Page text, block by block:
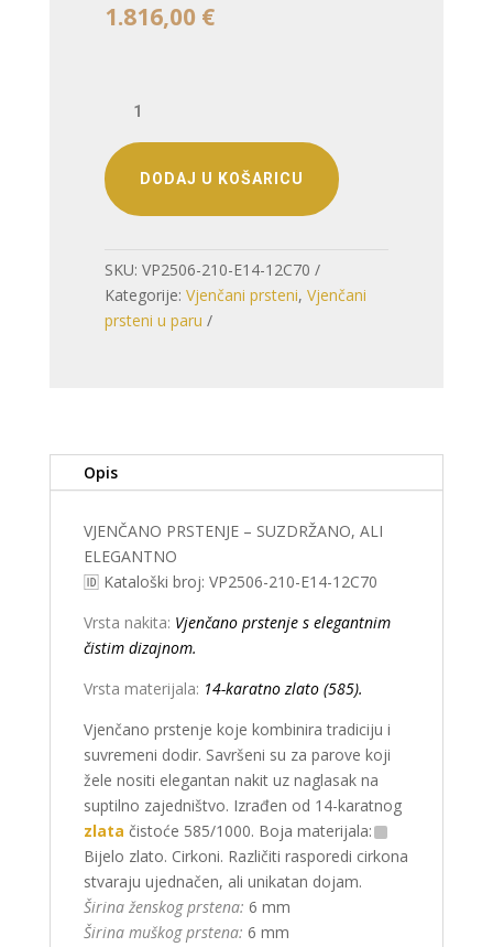
1.816,00 €
PRSTENJE
SUZDRŽANO,
ALI
ELEGANTNO
DODAJ U KOŠARICU
SKU: VP2506-210-E14-12C70
Kategorije: Vjenčani prsteni, Vjenčani
prsteni u paru
Opis
VJENČANO PRSTENJE – SUZDRŽANO, ALI
ELEGANTNO
🆔 Kataloški broj: VP2506-210-E14-12C70
Vrsta nakita: Vjenčano prstenje s elegantnim
čistim dizajnom.
Vrsta materijala: 14-karatno zlato (585).
Vjenčano prstenje koje kombinira tradiciju i
suvremeni dodir. Savršeni su za parove koji
žele nositi elegantan nakit uz naglasak na
suptilno zajedništvo. Izrađen od 14-karatnog
zlata čistoće 585/1000. Boja materijala:
Bijelo zlato. Cirkoni. Različiti rasporedi cirkona
stvaraju ujednačen, ali unikatan dojam.
Širina ženskog prstena: 6 mm
Širina muškog prstena: 6 mm